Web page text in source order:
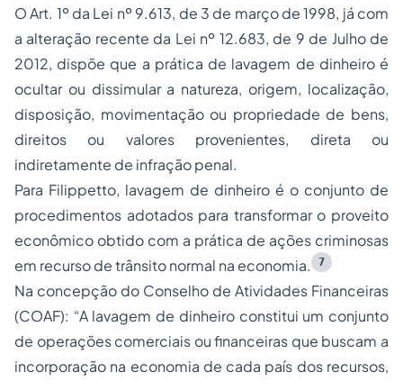
O Art. 1º da Lei nº 9.613, de 3 de março de 1998, já com
a alteração recente da Lei nº 12.683, de 9 de Julho de
2012, dispõe que a prática de lavagem de dinheiro é
ocultar ou dissimular a natureza, origem, localização,
disposição, movimentação ou propriedade de bens,
direitos ou valores provenientes, direta ou
indiretamente de infração penal.
Para Filippetto, lavagem de dinheiro é o conjunto de
procedimentos adotados para transformar o proveito
econômico obtido com a prática de ações criminosas
em recurso de trânsito normal na economia.
7
Na concepção do Conselho de Atividades Financeiras
(COAF): “A lavagem de dinheiro constitui um conjunto
de operações comerciais ou financeiras que buscam a
incorporação na economia de cada país dos recursos,